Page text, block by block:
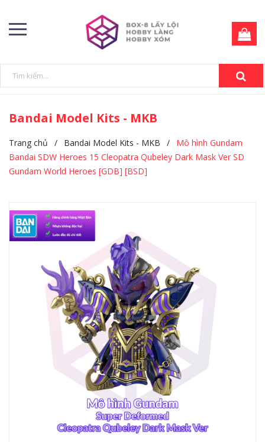
Bandai Model Kits - MKB
Trang chủ / Bandai Model Kits - MKB /
Mô hình Gundam
Bandai SDW Heroes 15 Cleopatra Qubeley Dark Mask Ver SD
Gundam World Heroes [GDB] [BSD]